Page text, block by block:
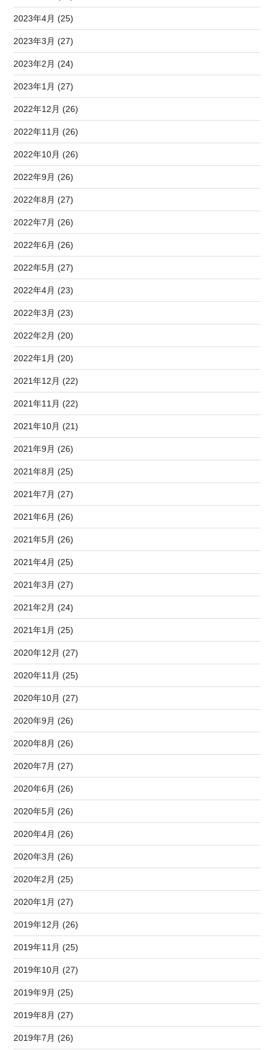
2023年4月 (25)
2023年3月 (27)
2023年2月 (24)
2023年1月 (27)
2022年12月 (26)
2022年11月 (26)
2022年10月 (26)
2022年9月 (26)
2022年8月 (27)
2022年7月 (26)
2022年6月 (26)
2022年5月 (27)
2022年4月 (23)
2022年3月 (23)
2022年2月 (20)
2022年1月 (20)
2021年12月 (22)
2021年11月 (22)
2021年10月 (21)
2021年9月 (26)
2021年8月 (25)
2021年7月 (27)
2021年6月 (26)
2021年5月 (26)
2021年4月 (25)
2021年3月 (27)
2021年2月 (24)
2021年1月 (25)
2020年12月 (27)
2020年11月 (25)
2020年10月 (27)
2020年9月 (26)
2020年8月 (26)
2020年7月 (27)
2020年6月 (26)
2020年5月 (26)
2020年4月 (26)
2020年3月 (26)
2020年2月 (25)
2020年1月 (27)
2019年12月 (26)
2019年11月 (25)
2019年10月 (27)
2019年9月 (25)
2019年8月 (27)
2019年7月 (26)